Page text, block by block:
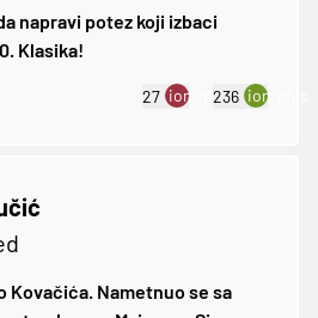
napravi potez koji izbaci
Klasika!
27 ion:minus
236 ion:plus
Kovačića. Nametnuo se sa